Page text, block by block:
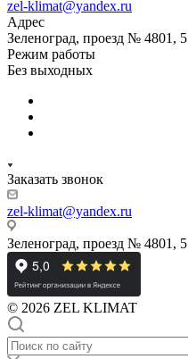
zel-klimat@yandex.ru
Адрес
Зеленоград, проезд № 4801, 5
Режим работы
Без выходных
Заказать звонок
zel-klimat@yandex.ru
Зеленоград, проезд № 4801, 5
© 2026 ZEL KLIMAT